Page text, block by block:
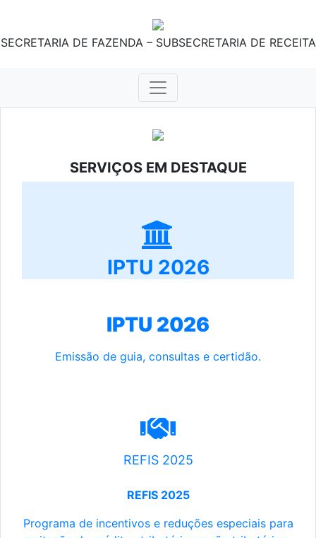
SECRETARIA DE FAZENDA – SUBSECRETARIA DE RECEITA
SERVIÇOS EM DESTAQUE
IPTU 2026
IPTU 2026
Emissão de guia, consultas e certidão.
REFIS 2025
REFIS 2025
Programa de incentivos e reduções especiais para